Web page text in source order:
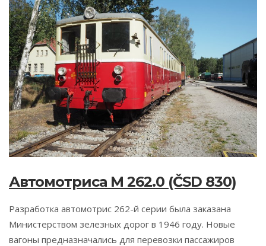
Автомотриса M 262.0 (ČSD 830)
Разработка автомотрис 262-й серии была заказана
Министерством зелезных дорог в 1946 году. Новые
вагоны предназначались для перевозки пассажиров